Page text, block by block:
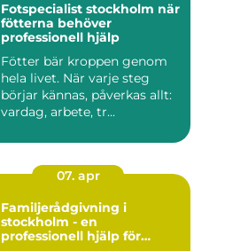
Fotspecialist stockholm när
fötterna behöver
professionell hjälp
Fötter bär kroppen genom
hela livet. När varje steg
börjar kännas, påverkas allt:
vardag, arbete, tr...
07. apr
Familjerådgivning i
stockholm - en
professionell hjälp för